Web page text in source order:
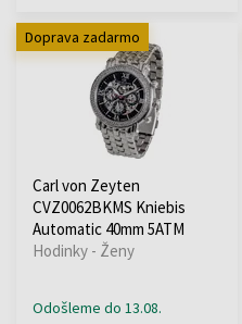
Doprava zadarmo
Carl von Zeyten
CVZ0062BKMS Kniebis
Automatic 40mm 5ATM
Hodinky - Ženy
Odošleme do 13.08.